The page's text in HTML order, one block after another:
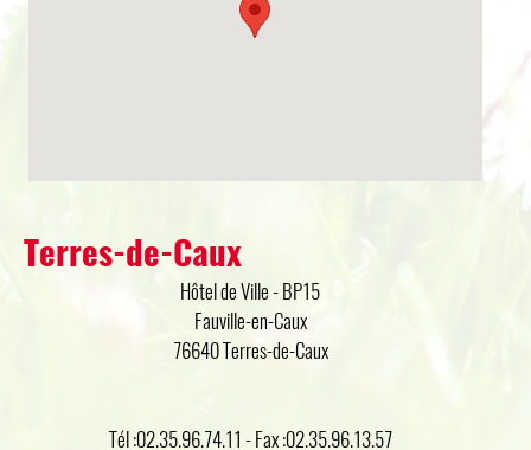
Terres-de-Caux
Hôtel de Ville - BP15
Fauville-en-Caux
76640 Terres-de-Caux
Tél :02.35.96.74.11 - Fax :02.35.96.13.57